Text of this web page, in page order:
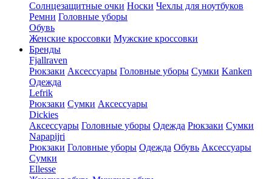
Солнцезащитные очки Носки Чехлы для ноутбуков
Ремни Головные уборы
Обувь
Женские кроссовки Мужские кроссовки
Бренды
Fjallraven
Рюкзаки Аксессуары Головные уборы Сумки Kanken
Одежда
Lefrik
Рюкзаки Сумки Аксессуары
Dickies
Аксессуары Головные уборы Одежда Рюкзаки Сумки
Napapijri
Рюкзаки Головные уборы Одежда Обувь Аксессуары
Сумки
Ellesse